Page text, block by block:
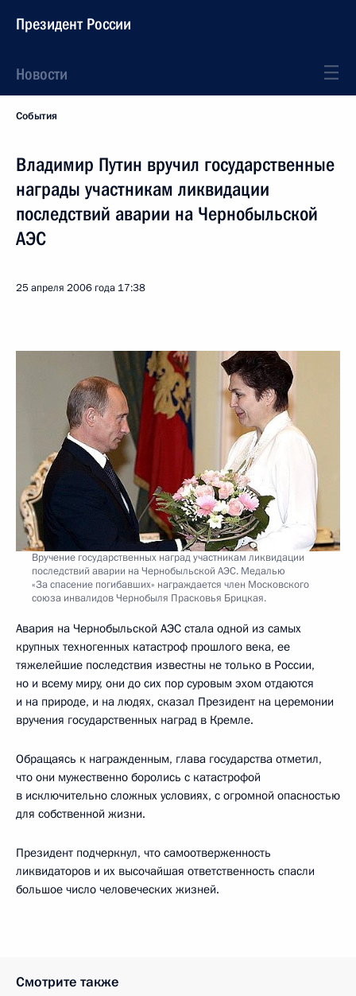
Президент России
Новости
События
Владимир Путин вручил государственные
награды участникам ликвидации
последствий аварии на Чернобыльской
АЭС
25 апреля 2006 года 17:38
Вручение государственных наград участникам ликвидации
последствий аварии на Чернобыльской АЭС. Медалью
«За спасение погибавших» награждается член Московского
союза инвалидов Чернобыля Прасковья Брицкая.
Авария на Чернобыльской АЭС стала одной из самых
крупных техногенных катастроф прошлого века, ее
тяжелейшие последствия известны не только в России,
но и всему миру, они до сих пор суровым эхом отдаются
и на природе, и на людях, сказал Президент на церемонии
вручения государственных наград в Кремле.
Обращаясь к награжденным, глава государства отметил,
что они мужественно боролись с катастрофой
в исключительно сложных условиях, с огромной опасностью
для собственной жизни.
Президент подчеркнул, что самоотверженность
ликвидаторов и их высочайшая ответственность спасли
большое число человеческих жизней.
Смотрите также